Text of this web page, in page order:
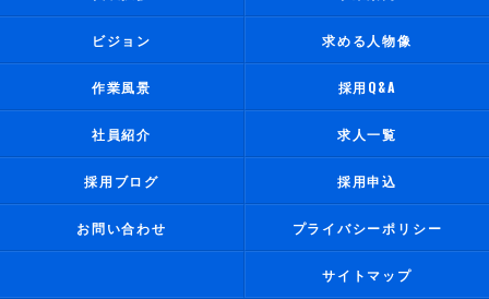
ビジョン 求める人物像
作業風景 採用Q&A
社員紹介 求人一覧
採用ブログ 採用申込
お問い合わせ プライバシーポリシー
サイトマップ